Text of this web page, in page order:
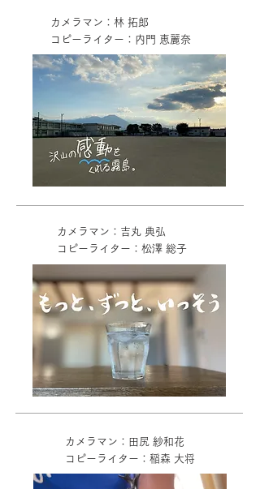
カメラマン：林 拓郎
コピーライター：内門 恵麗奈
カメラマン：吉丸 典弘
コピーライター：松澤 総子
カメラマン：田尻 紗和花
コピーライター：稲森 大将